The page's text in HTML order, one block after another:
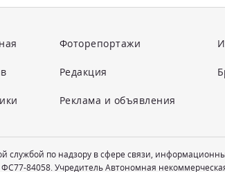
Фоторепортажи
Редакция
Реклама и объявления
службой по надзору в сфере связи,
84058. Учредитель Автономная